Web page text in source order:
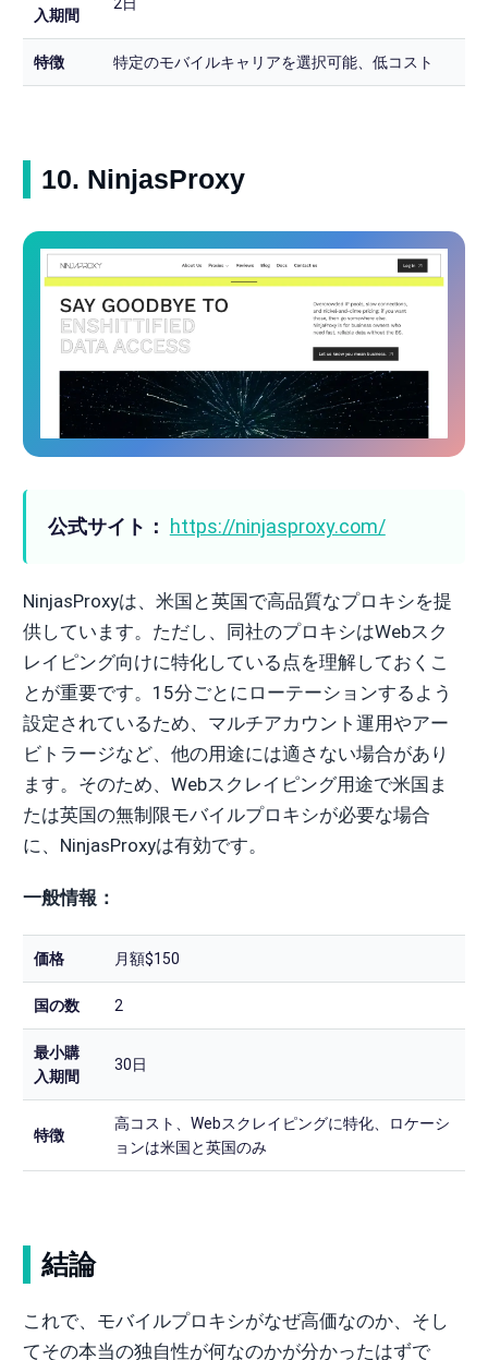
入期間
特徴 特定のモバイルキャリアを選択可能、低コスト
10. NinjasProxy
公式サイト： https://ninjasproxy.com/
NinjasProxyは、米国と英国で高品質なプロキシを提
供しています。ただし、同社のプロキシはWebスク
レイピング向けに特化している点を理解しておくこ
とが重要です。15分ごとにローテーションするよう
設定されているため、マルチアカウント運用やアー
ビトラージなど、他の用途には適さない場合があり
ます。そのため、Webスクレイピング用途で米国ま
たは英国の無制限モバイルプロキシが必要な場合
に、NinjasProxyは有効です。
一般情報：
価格 月額$150
国の数 2
最小購
入期間
30日
特徴
高コスト、Webスクレイピングに特化、ロケーシ
ョンは米国と英国のみ
結論
これで、モバイルプロキシがなぜ高価なのか、そし
てその本当の独自性が何なのかが分かったはずで